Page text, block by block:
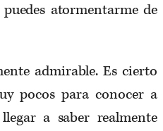
atormentarme de
admirable. Es cierto
pocos para conocer a
a saber realmente